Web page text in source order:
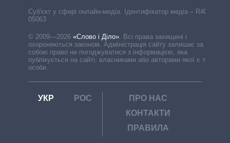
Cуб'єкт у сфері онлайн-медіа. Ідентифікатор медіа – R40-
05063
© 2009—2026 «Слово і Діло». Всі права захищені і
охороняються законом. Адміністрація сайту залишає за
собою право не погоджуватися з інформацією, яка
публікується на сайті, власниками або авторами якої є треті
особи.
УКР РОС
ПРО НАС
КОНТАКТИ
ПРАВИЛА